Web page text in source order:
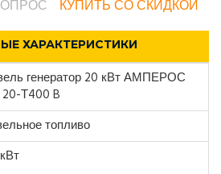
КУПИТЬ СО СКИДКОЙ
ХАРАКТЕРИСТИКИ
генератор 20 кВт АМПЕРОС
Т400 B
топливо